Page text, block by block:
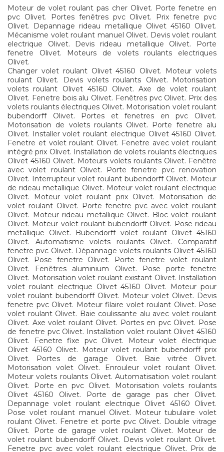
Moteur de volet roulant pas cher Olivet. Porte fenetre en
pvc Olivet. Portes fenêtres pvc Olivet. Prix fenetre pvc
Olivet. Depannage rideau metallique Olivet 45160 Olivet.
Mécanisme volet roulant manuel Olivet. Devis volet roulant
electrique Olivet. Devis rideau metallique Olivet. Porte
fenetre Olivet. Moteurs de volets roulants electriques
Olivet.
Changer volet roulant Olivet 45160 Olivet. Moteur volets
roulant Olivet. Devis volets roulants Olivet. Motorisation
volets roulant Olivet 45160 Olivet. Axe de volet roulant
Olivet. Fenetre bois alu Olivet. Fenêtres pvc Olivet. Prix des
volets roulants électriques Olivet. Motorisation volet roulant
bubendorff Olivet. Portes et fenetres en pvc Olivet.
Motorisation de volets roulants Olivet. Porte fenetre alu
Olivet. Installer volet roulant electrique Olivet 45160 Olivet.
Fenetre et volet roulant Olivet. Fenetre avec volet roulant
intégré prix Olivet. Installation de volets roulants électriques
Olivet 45160 Olivet. Moteurs volets roulants Olivet. Fenêtre
avec volet roulant Olivet. Porte fenetre pvc renovation
Olivet. Interrupteur volet roulant bubendorff Olivet. Moteur
de rideau metallique Olivet. Moteur volet roulant electrique
Olivet. Moteur volet roulant prix Olivet. Motorisation de
volet roulant Olivet. Porte fenetre pvc avec volet roulant
Olivet. Moteur rideau metallique Olivet. Bloc volet roulant
Olivet. Moteur volet roulant bubendorff Olivet. Pose rideau
metallique Olivet. Bubendorff volet roulant Olivet 45160
Olivet. Automatisme volets roulants Olivet. Comparatif
fenetre pvc Olivet. Dépannage volets roulants Olivet 45160
Olivet. Pose fenetre Olivet. Porte fenetre volet roulant
Olivet. Fenêtres aluminium Olivet. Pose porte fenetre
Olivet. Motorisation volet roulant existant Olivet. Installation
volet roulant electrique Olivet 45160 Olivet. Moteur pour
volet roulant bubendorff Olivet. Moteur volet Olivet. Devis
fenetre pvc Olivet. Moteur filaire volet roulant Olivet. Pose
volet roulant Olivet. Baie coulissante alu avec volet roulant
Olivet. Axe volet roulant Olivet. Portes en pvc Olivet. Pose
de fenetre pvc Olivet. Installation volet roulant Olivet 45160
Olivet. Fenetre fixe pvc Olivet. Moteur volet électrique
Olivet 45160 Olivet. Moteur volet roulant bubendorff prix
Olivet. Portes de garage Olivet. Baie vitrée Olivet.
Motorisation volet Olivet. Enrouleur volet roulant Olivet.
Moteur volets roulants Olivet. Automatisation volet roulant
Olivet. Porte en pvc Olivet. Motorisation volets roulants
Olivet 45160 Olivet. Porte de garage pas cher Olivet.
Depannage volet roulant electrique Olivet 45160 Olivet.
Pose volet roulant manuel Olivet. Moteur tubulaire volet
roulant Olivet. Fenetre et porte pvc Olivet. Double vitrage
Olivet. Porte de garage volet roulant Olivet. Moteur de
volet roulant bubendorff Olivet. Devis volet roulant Olivet.
Fenetre pvc avec volet roulant electrique Olivet. Prix de